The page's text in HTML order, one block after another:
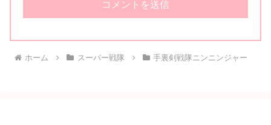
ホーム スーパー戦隊 手裏剣戦隊ニンニンジャー